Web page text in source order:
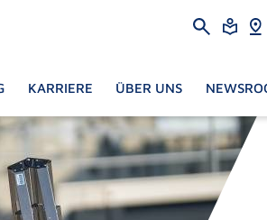
KARRIERE ÜBER UNS